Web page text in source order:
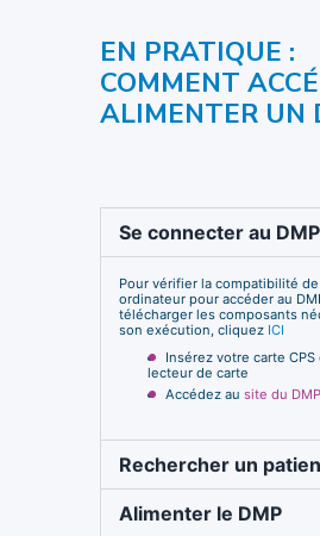
EN PRATIQUE :
COMMENT
ALIMENTER UN
Se connecter au DMP
Pour vérifier la compatibilité
ordinateur pour accéder au
télécharger les composants
son exécution, cliquez ICI
Insérez votre carte CPS
lecteur de carte
Accédez ausite du DMP
Rechercher un
Alimenter le DMP